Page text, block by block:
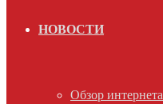
НОВОСТИ
Обзор интернета